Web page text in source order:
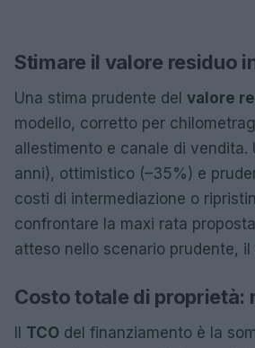
Stimare il valore residuo
Una stima prudente del valore
modello, corretto per
allestimento e canale di
anni), ottimistico (–35%) e
costi di intermediazione o
confrontare la maxi rata
atteso nello scenario prudente,
Costo totale di proprietà:
TCO del finanziamento è la